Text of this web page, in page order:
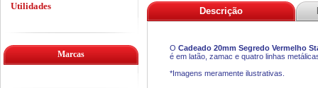
Descrição
O Cadeado 20mm Segredo Vermelho
é em latão, zamac e quatro linhas
*Imagens meramente ilustrativas.
Utilidades
Marcas